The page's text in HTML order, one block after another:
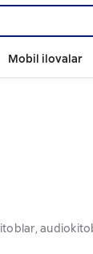
Mobil ilovalar